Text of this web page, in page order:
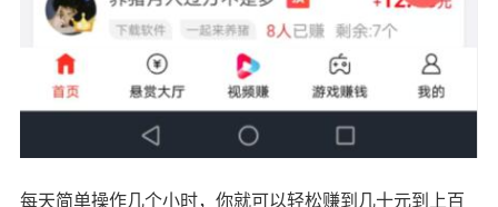
每天简单操作几个小时，你就可以轻松赚到几十元到上百